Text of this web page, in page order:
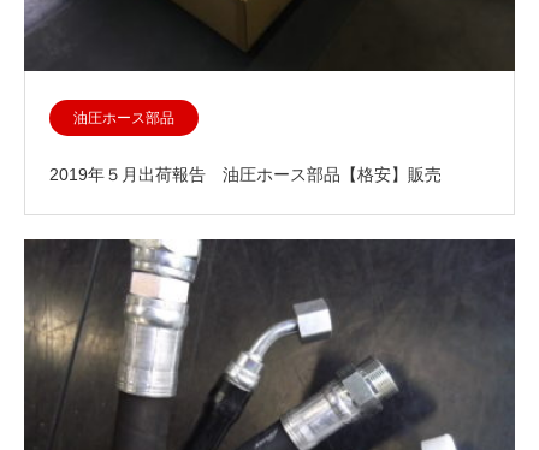
油圧ホース部品
2019年５月出荷報告 油圧ホース部品【格安】販売